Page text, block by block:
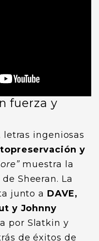
fuerza y
ingeniosas
y
muestra la
Sheeran. La
junto a DAVE,
y Johnny
por Slatkin y
de éxitos de